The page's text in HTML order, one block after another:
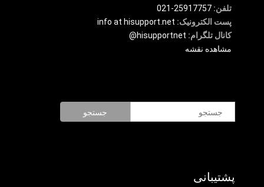
تلفن: 25917757-021
پست الکترونیک: info at hisupport.net
کانال تلگرام: hisupportnet@
مشاهده نقشه
پشتیبانی